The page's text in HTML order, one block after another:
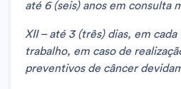
até 6 (seis) anos em consulta
XII – até 3 (três) dias, em cada
trabalho, em caso de
preventivos de câncer